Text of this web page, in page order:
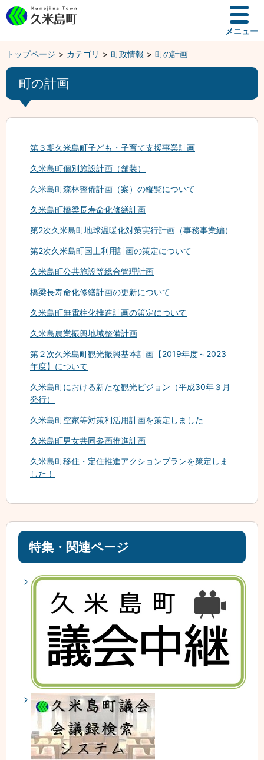
メニュー
トップページ カテゴリ 町政情報 町の計画
町の計画
第３期久米島町子ども・子育て支援事業計画
久米島町個別施設計画（舗装）
久米島町森林整備計画（案）の縦覧について
久米島町橋梁長寿命化修繕計画
第2次久米島町地球温暖化対策実行計画（事務事業編）
第2次久米島町国土利用計画の策定について
久米島町公共施設等総合管理計画
橋梁長寿命化修繕計画の更新について
久米島町無電柱化推進計画の策定について
久米島農業振興地域整備計画
第２次久米島町観光振興基本計画【2019年度～2023
年度】について
久米島町における新たな観光ビジョン（平成30年３月
発行）
久米島町空家等対策利活用計画を策定しました
久米島町男女共同参画推進計画
久米島町移住・定住推進アクションプランを策定しま
した！
特集・関連ページ